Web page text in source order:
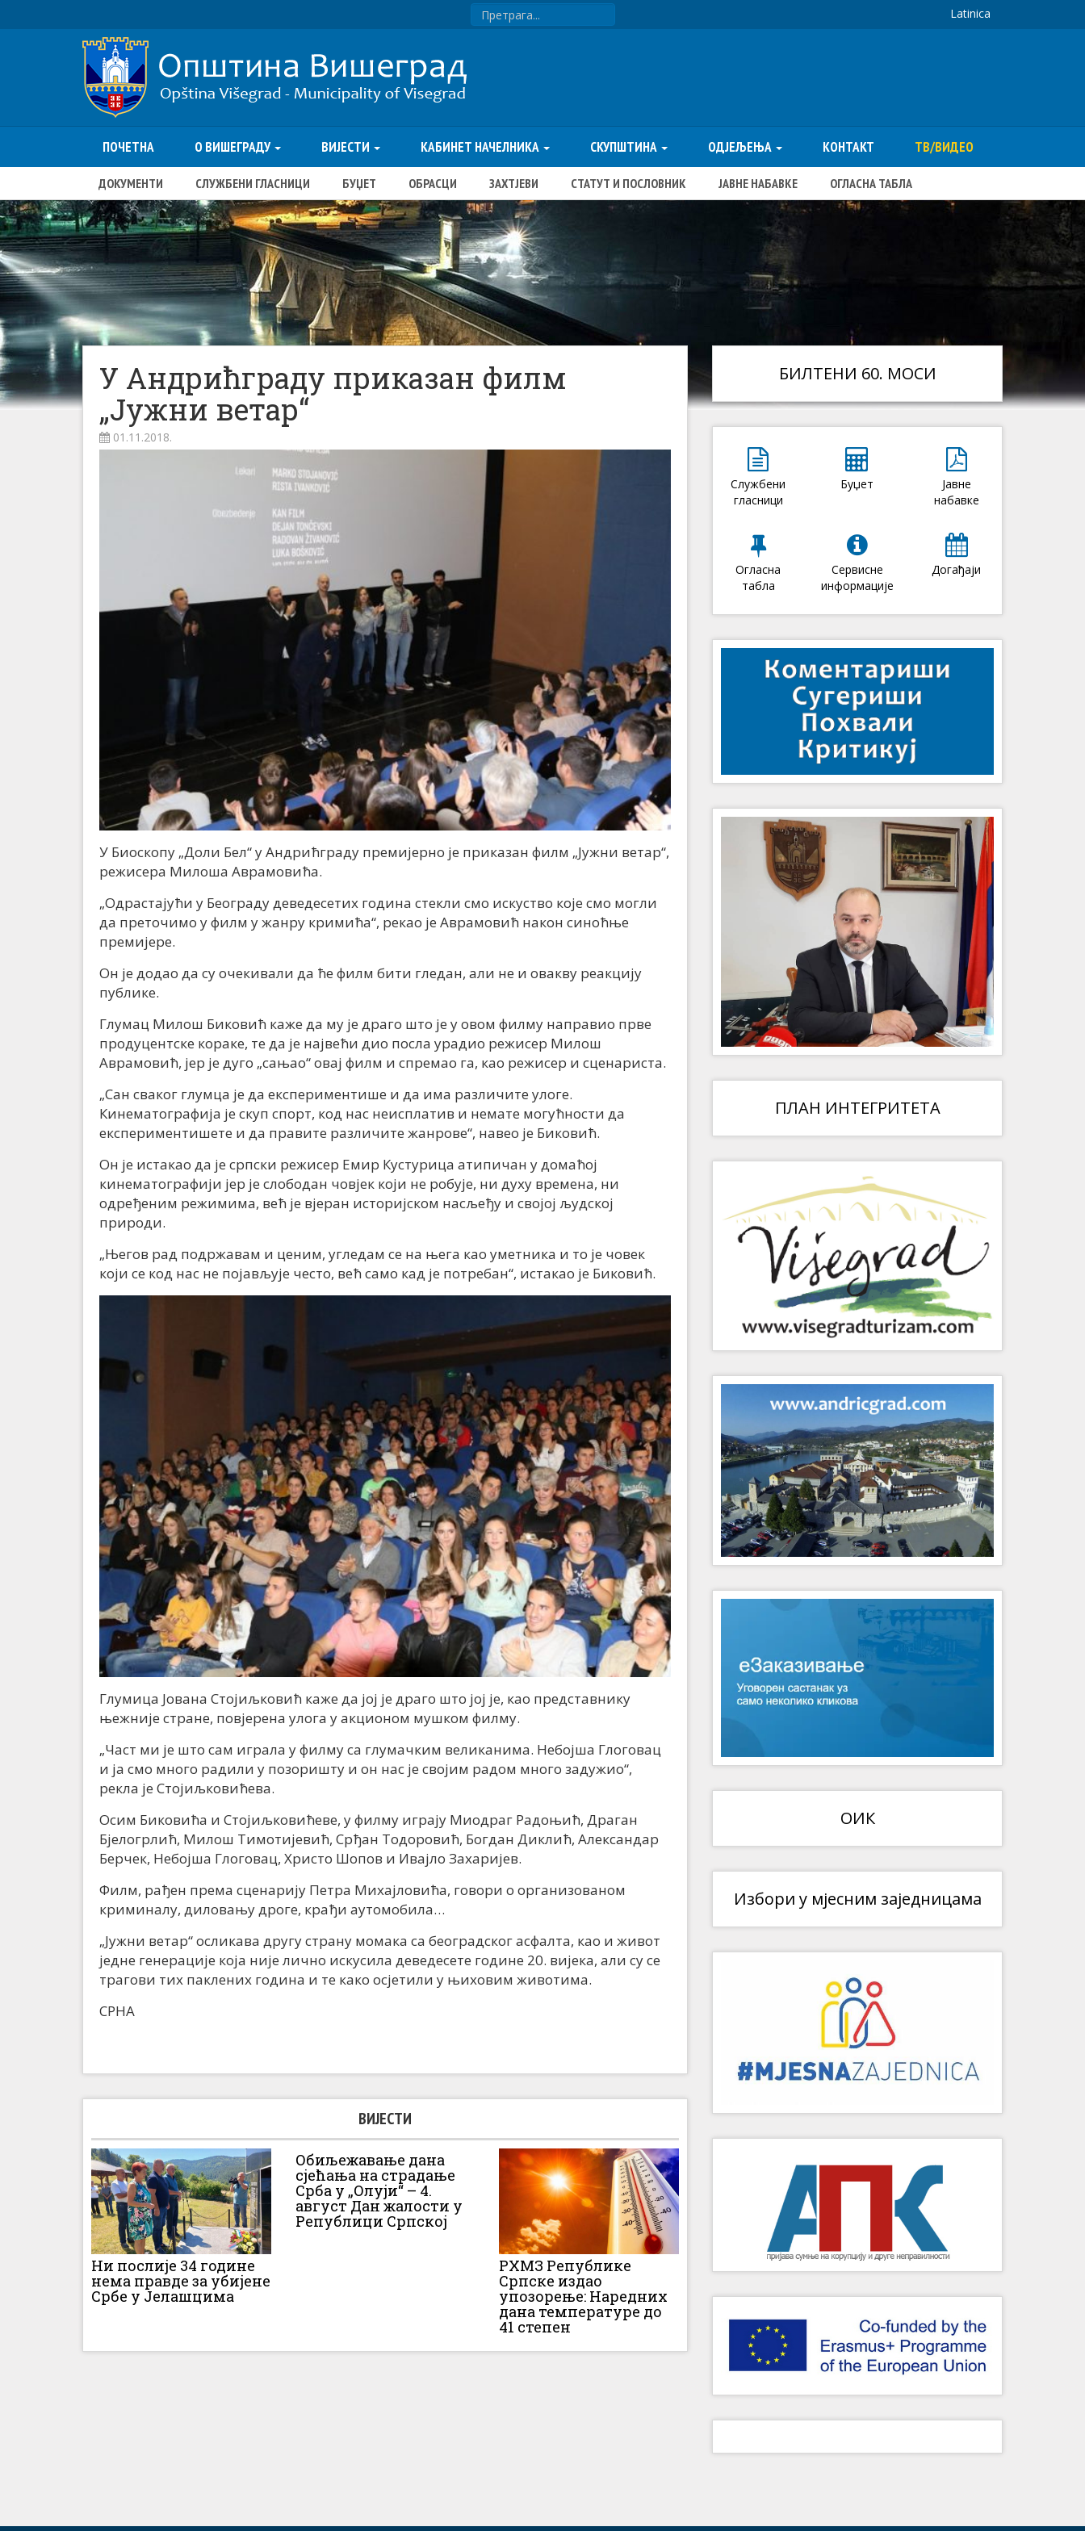
Latinica
ПОЧЕТНА О ВИШЕГРАДУ ВИЈЕСТИ КАБИНЕТ НАЧЕЛНИКА СКУПШТИНА ОДЈЕЉЕЊА КОНТАКТ ТВ/ВИДЕО
ДОКУМЕНТИ СЛУЖБЕНИ ГЛАСНИЦИ БУЏЕТ ОБРАСЦИ ЗАХТЈЕВИ СТАТУТ И ПОСЛОВНИК ЈАВНЕ НАБАВКЕ ОГЛАСНА ТАБЛА
У Андрићграду приказан филм
„Јужни ветар“
01.11.2018.
У Биоскопу „Доли Бел“ у Андрићграду премијерно је приказан филм „Јужни ветар“,
режисера Милоша Аврамовића.
„Одрастајући у Београду деведесетих година стекли смо искуство које смо могли
да преточимо у филм у жанру кримића“, рекао је Аврамовић након синоћње
премијере.
Он је додао да су очекивали да ће филм бити гледан, али не и овакву реакцију
публике.
Глумац Милош Биковић каже да му је драго што је у овом филму направио прве
продуцентске кораке, те да је највећи дио посла урадио режисер Милош
Аврамовић, јер је дуго „сањао“ овај филм и спремао га, као режисер и сценариста.
„Сан сваког глумца је да експериментише и да има различите улоге.
Кинематографија је скуп спорт, код нас неисплатив и немате могућности да
експериментишете и да правите различите жанрове“, навео је Биковић.
Он је истакао да је српски режисер Емир Кустурица атипичан у домаћој
кинематографији јер је слободан човјек који не робује, ни духу времена, ни
одређеним режимима, већ је вјеран историјском насљеђу и својој људској
природи.
„Његов рад подржавам и ценим, угледам се на њега као уметника и то је човек
који се код нас не појављује често, већ само кад је потребан“, истакао је Биковић.
Глумица Јована Стојиљковић каже да јој је драго што јој је, као представнику
њежније стране, повјерена улога у акционом мушком филму.
„Част ми је што сам играла у филму са глумачким великанима. Небојша Глоговац
и ја смо много радили у позоришту и он нас је својим радом много задужио“,
рекла је Стојиљковићева.
Осим Биковића и Стојиљковићеве, у филму играју Миодраг Радоњић, Драган
Бјелогрлић, Милош Тимотијевић, Срђан Тодоровић, Богдан Диклић, Александар
Берчек, Небојша Глоговац, Христо Шопов и Ивајло Захаријев.
Филм, рађен према сценарију Петра Михајловића, говори о организованом
криминалу, диловању дроге, крађи аутомобила…
„Јужни ветар“ осликава другу страну момака са београдског асфалта, као и живот
једне генерације која није лично искусила деведесете године 20. вијека, али су се
трагови тих паклених година и те како осјетили у њиховим животима.
СРНА
ВИЈЕСТИ
Ни послије 34 године
нема правде за убијене
Србе у Јелашцима
Обиљежавање дана
сјећања на страдање
Срба у „Олуји“ – 4.
август Дан жалости у
Републици Српској
РХМЗ Републике
Српске издао
упозорење: Наредних
дана температуре до
41 степен
БИЛТЕНИ 60. МОСИ
Службени
гласници
Буџет
Јавне
набавке
Огласна
табла
Сервисне
информације
Догађаји
ПЛАН ИНТЕГРИТЕТА
ОИК
Избори у мјесним заједницама